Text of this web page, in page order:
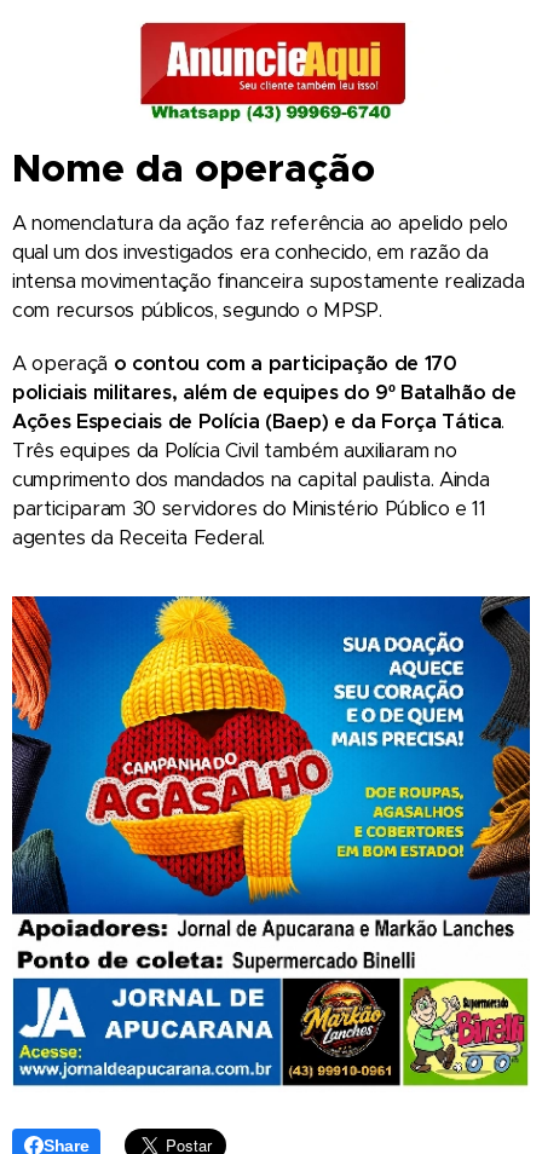
Nome da operação
A nomenclatura da ação faz referência ao apelido pelo
qual um dos investigados era conhecido, em razão da
intensa movimentação financeira supostamente realizada
com recursos públicos, segundo o MPSP.
A operaçã o contou com a participação de 170
policiais militares, além de equipes do 9º Batalhão de
Ações Especiais de Polícia (Baep) e da Força Tática.
Três equipes da Polícia Civil também auxiliaram no
cumprimento dos mandados na capital paulista. Ainda
participaram 30 servidores do Ministério Público e 11
agentes da Receita Federal.
Share